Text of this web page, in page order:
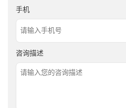
手机
咨询描述